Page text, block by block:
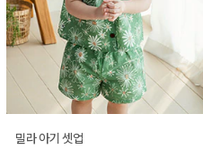
밀라 아기 셋업